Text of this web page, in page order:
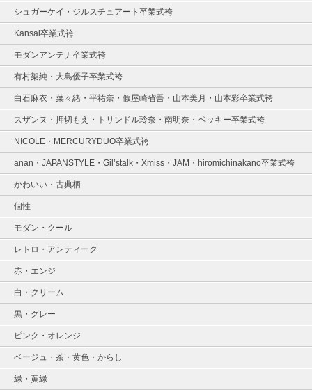
シュガーケイ・ジルスチュアート卒業式袴
Kansai卒業式袴
モダンアンテナ卒業式袴
有村架純・大島優子卒業式袴
白石麻衣・菜々緒・平祐奈・假屋崎省吾・山本美月・山本彩卒業式袴
スザンヌ・押切もえ・トリンドル玲奈・南明奈・ベッキー卒業式袴
NICOLE・MERCURYDUO卒業式袴
anan・JAPANSTYLE・Gil’stalk・Xmiss・JAM・hiromichinakano卒業式袴
かわいい・古典柄
個性
モダン・クール
レトロ・アンティーク
赤・エンジ
白・クリーム
黒・グレー
ピンク・オレンジ
ベージュ・茶・黄色・からし
緑・黄緑